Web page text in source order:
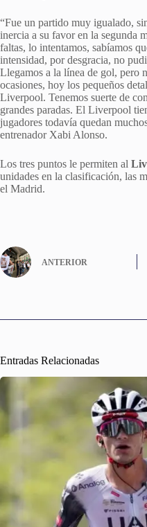
“Fue un partido muy igualado,
inercia a su favor en la segunda
faltas, lo intentamos, sabíamos
intensidad, por desgracia, no
Llegamos a la línea de gol, pero
ocasiones, hoy los pequeños
Liverpool. Tenemos suerte de
grandes paradas. El Liverpool
jugadores todavía quedan
entrenador Xabi Alonso.
Los tres puntos le permiten al
unidades en la clasificación, las
el Madrid.
ANTERIOR
Entradas Relacionadas